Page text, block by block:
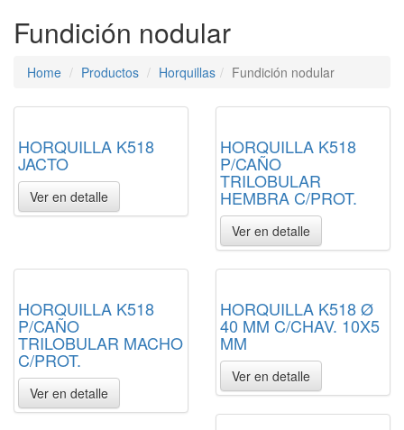
Fundición nodular
Home Productos Horquillas Fundición nodular
HORQUILLA K518
JACTO
Ver en detalle
HORQUILLA K518
P/CAÑO
TRILOBULAR
HEMBRA C/PROT.
Ver en detalle
HORQUILLA K518
P/CAÑO
TRILOBULAR MACHO
C/PROT.
Ver en detalle
HORQUILLA K518 Ø
40 MM C/CHAV. 10X5
MM
Ver en detalle